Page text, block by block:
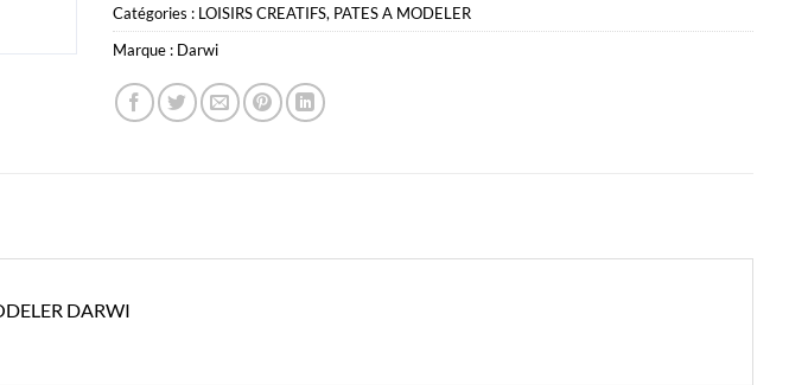
Catégories : LOISIRS CREATIFS, PATES A MODELER
Marque : Darwi
DARWI